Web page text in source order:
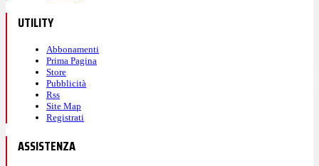
UTILITY
Abbonamenti
Prima Pagina
Store
Pubblicità
Rss
Site Map
Registrati
ASSISTENZA